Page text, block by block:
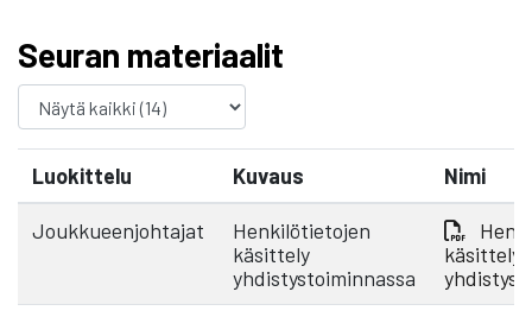
Seuran materiaalit
Luokittelu Kuvaus Nimi
Joukkueenjohtajat
Henkilötietojen
käsittely
yhdistystoiminnassa
käsittely